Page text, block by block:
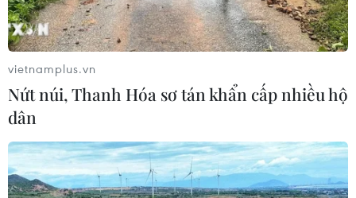
Tây Ban Nha: 100 người thiệt mạng
trong vụ vượt biển ồ ạt vào Ceuta
06/08/2026 16:03
Đức tuyên án chung thân đối tượng
gây vụ lao xe vào đám đông ở
Munich
06/08/2026 15:57
vietnamplus.vn
Nứt núi, Thanh Hóa sơ tán khẩn cấp nhiều hộ
dân